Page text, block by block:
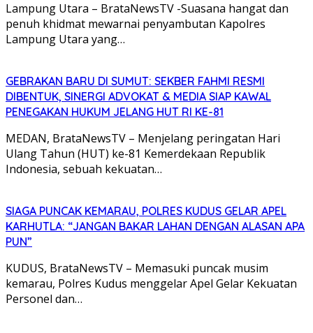
Lampung Utara – BrataNewsTV -Suasana hangat dan
penuh khidmat mewarnai penyambutan Kapolres
Lampung Utara yang…
GEBRAKAN BARU DI SUMUT: SEKBER FAHMI RESMI
DIBENTUK, SINERGI ADVOKAT & MEDIA SIAP KAWAL
PENEGAKAN HUKUM JELANG HUT RI KE-81
MEDAN, BrataNewsTV – Menjelang peringatan Hari
Ulang Tahun (HUT) ke-81 Kemerdekaan Republik
Indonesia, sebuah kekuatan…
SIAGA PUNCAK KEMARAU, POLRES KUDUS GELAR APEL
KARHUTLA: “JANGAN BAKAR LAHAN DENGAN ALASAN APA
PUN”
KUDUS, BrataNewsTV – Memasuki puncak musim
kemarau, Polres Kudus menggelar Apel Gelar Kekuatan
Personel dan…